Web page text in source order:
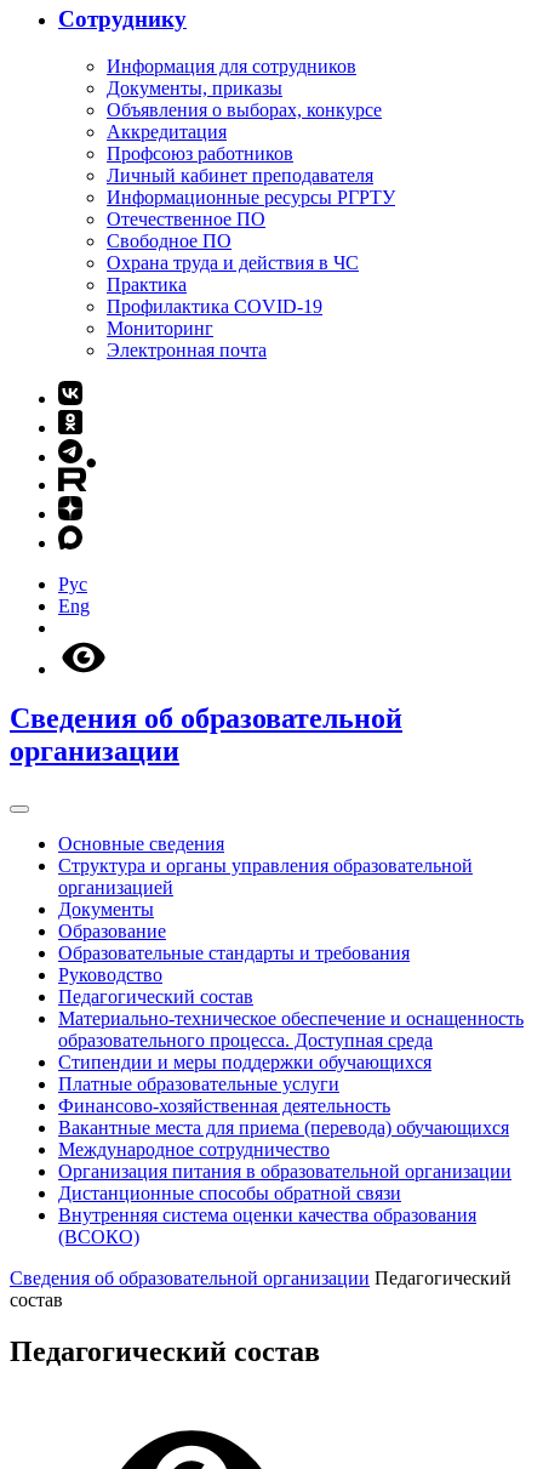
Сотруднику
Информация для сотрудников
Документы, приказы
Объявления о выборах, конкурсе
Аккредитация
Профсоюз работников
Личный кабинет преподавателя
Информационные ресурсы РГРТУ
Отечественное ПО
Свободное ПО
Охрана труда и действия в ЧС
Практика
Профилактика COVID-19
Мониторинг
Электронная почта
Рус
Eng
Сведения об образовательной
организации
Основные сведения
Структура и органы управления образовательной
организацией
Документы
Образование
Образовательные стандарты и требования
Руководство
Педагогический состав
Материально-техническое обеспечение и оснащенность
образовательного процесса. Доступная среда
Стипендии и меры поддержки обучающихся
Платные образовательные услуги
Финансово-хозяйственная деятельность
Вакантные места для приема (перевода) обучающихся
Международное сотрудничество
Организация питания в образовательной организации
Дистанционные способы обратной связи
Внутренняя система оценки качества образования
(ВСОКО)
Сведения об образовательной организации Педагогический
состав
Педагогический состав